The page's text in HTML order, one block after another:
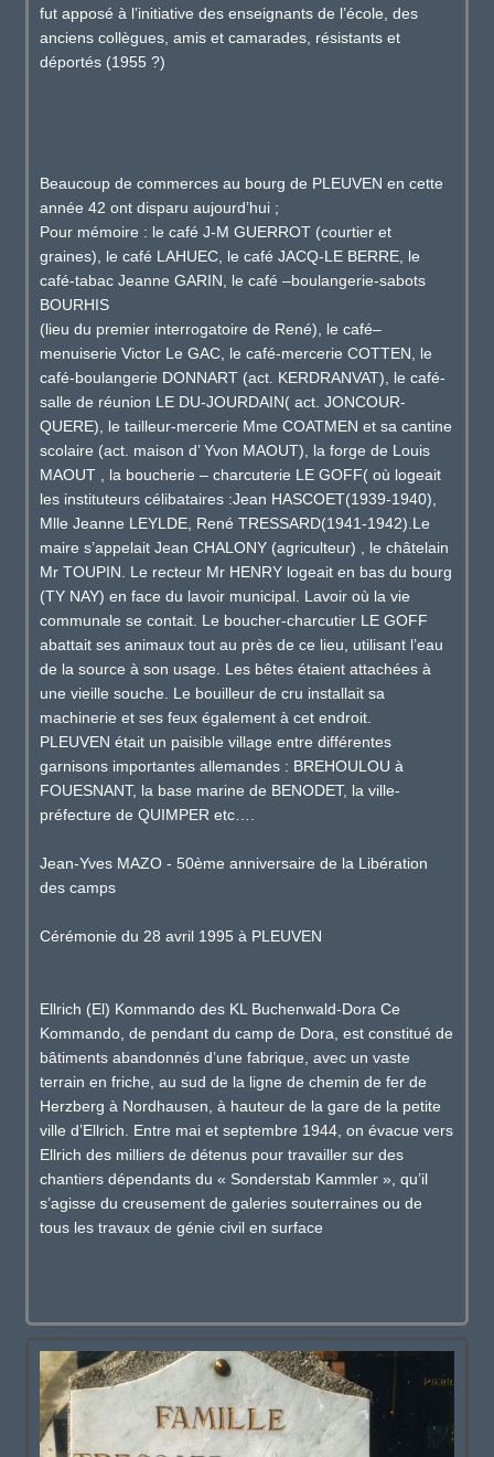
fut apposé à l’initiative des enseignants de l’école, des
anciens collègues, amis et camarades, résistants et
déportés (1955 ?)
Beaucoup de commerces au bourg de PLEUVEN en cette
année 42 ont disparu aujourd’hui ;
Pour mémoire : le café J-M GUERROT (courtier et
graines), le café LAHUEC, le café JACQ-LE BERRE, le
café-tabac Jeanne GARIN, le café –boulangerie-sabots
BOURHIS
(lieu du premier interrogatoire de René), le café–
menuiserie Victor Le GAC, le café-mercerie COTTEN, le
café-boulangerie DONNART (act. KERDRANVAT), le café-
salle de réunion LE DU-JOURDAIN( act. JONCOUR-
QUERE), le tailleur-mercerie Mme COATMEN et sa cantine
scolaire (act. maison d’ Yvon MAOUT), la forge de Louis
MAOUT , la boucherie – charcuterie LE GOFF( où logeait
les instituteurs célibataires :Jean HASCOET(1939-1940),
Mlle Jeanne LEYLDE, René TRESSARD(1941-1942).Le
maire s’appelait Jean CHALONY (agriculteur) , le châtelain
Mr TOUPIN. Le recteur Mr HENRY logeait en bas du bourg
(TY NAY) en face du lavoir municipal. Lavoir où la vie
communale se contait. Le boucher-charcutier LE GOFF
abattait ses animaux tout au près de ce lieu, utilisant l’eau
de la source à son usage. Les bêtes étaient attachées à
une vieille souche. Le bouilleur de cru installait sa
machinerie et ses feux également à cet endroit.
PLEUVEN était un paisible village entre différentes
garnisons importantes allemandes : BREHOULOU à
FOUESNANT, la base marine de BENODET, la ville-
préfecture de QUIMPER etc….
Jean-Yves MAZO - 50ème anniversaire de la Libération
des camps
Cérémonie du 28 avril 1995 à PLEUVEN
Ellrich (El) Kommando des KL Buchenwald-Dora Ce
Kommando, de pendant du camp de Dora, est constitué de
bâtiments abandonnés d’une fabrique, avec un vaste
terrain en friche, au sud de la ligne de chemin de fer de
Herzberg à Nordhausen, à hauteur de la gare de la petite
ville d’Ellrich. Entre mai et septembre 1944, on évacue vers
Ellrich des milliers de détenus pour travailler sur des
chantiers dépendants du « Sonderstab Kammler », qu’il
s’agisse du creusement de galeries souterraines ou de
tous les travaux de génie civil en surface